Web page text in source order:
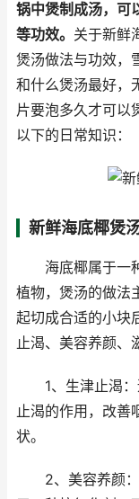
锅中煲制成汤，可
等功效。 关于新鲜
煲汤做法与功效，
和什么煲汤最好，
片要泡多久才可以
以下的日常知识：
新鲜海底椰煲
海底椰属于一种
植物，煲汤的做法
起切成合适的小块
止渴、美容养颜、
1、生津止渴：
止渴的作用，改善
状。
2、美容养颜：